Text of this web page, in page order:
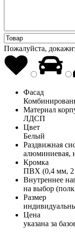
Пожалуйста,
Фасад
Материал
ЛДСП
Цвет
Белый
Раздвижная
алюминиевая,
Кромка
ПВХ (0,4 мм,
Внутреннее
на выбор
Размер
Цена
указана за